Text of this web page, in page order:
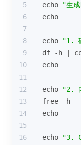
5
echo "生
6
echo
7
8
echo
"1.
9
df -h |
10
echo
11
12
echo
"2.
13
free -h
14
echo
15
16
echo
"3.